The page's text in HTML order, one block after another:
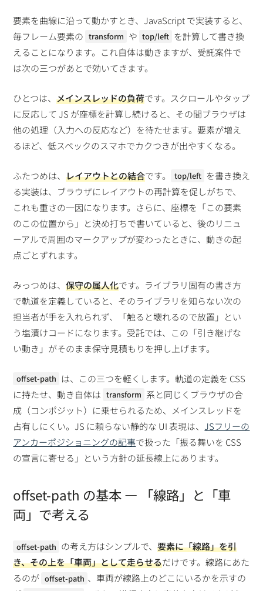
要素を曲線に沿って動かすとき、JavaScript で実装すると、
毎フレーム要素の transform や top/left を計算して書き換
えることになります。これ自体は動きますが、受託案件で
は次の三つがあとで効いてきます。
ひとつは、メインスレッドの負荷です。スクロールやタップ
に反応して JS が座標を計算し続けると、その間ブラウザは
他の処理（入力への反応など）を待たせます。要素が増え
るほど、低スペックのスマホでカクつきが出やすくなる。
ふたつめは、レイアウトとの結合です。 top/left を書き換え
る実装は、ブラウザにレイアウトの再計算を促しがちで、
これも重さの一因になります。さらに、座標を「この要素
のこの位置から」と決め打ちで書いていると、後のリニュ
ーアルで周囲のマークアップが変わったときに、動きの起
点ごとずれます。
みっつめは、保守の属人化です。ライブラリ固有の書き方
で軌道を定義していると、そのライブラリを知らない次の
担当者が手を入れられず、「触ると壊れるので放置」とい
う塩漬けコードになります。受託では、この「引き継げな
い動き」がそのまま保守見積もりを押し上げます。
offset-path は、この三つを軽くします。軌道の定義を CSS
に持たせ、動き自体は transform 系と同じくブラウザの合
成（コンポジット）に乗せられるため、メインスレッドを
占有しにくい。JS に頼らない静的な UI 表現は、JSフリーの
アンカーポジショニングの記事で扱った「振る舞いを CSS
の宣言に寄せる」という方針の延長線上にあります。
offset-path の基本 — 「線路」と「車
両」で考える
offset-path の考え方はシンプルで、 要素に「線路」を引
き、その上を「車両」として走らせるだけです。線路にあた
るのが offset-path 、車両が線路上のどこにいるかを示すの